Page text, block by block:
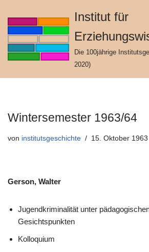
Zum
springen
Institut für
Die 100jährige
2020)
Wintersemester 1963/64
von institutsgeschichte 15. Oktober 1963
Gerson, Walter
Jugendkriminalität unter
Gesichtspunkten
Kolloquium